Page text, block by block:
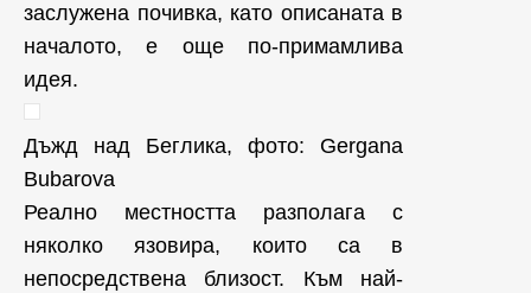
заслужена почивка, като описаната в
началото, е още по-примамлива
идея.
Дъжд над Беглика, фото: Gergana
Bubarova‎
Реално местността разполага с
няколко язовира, които са в
непосредствена близост. Към най-